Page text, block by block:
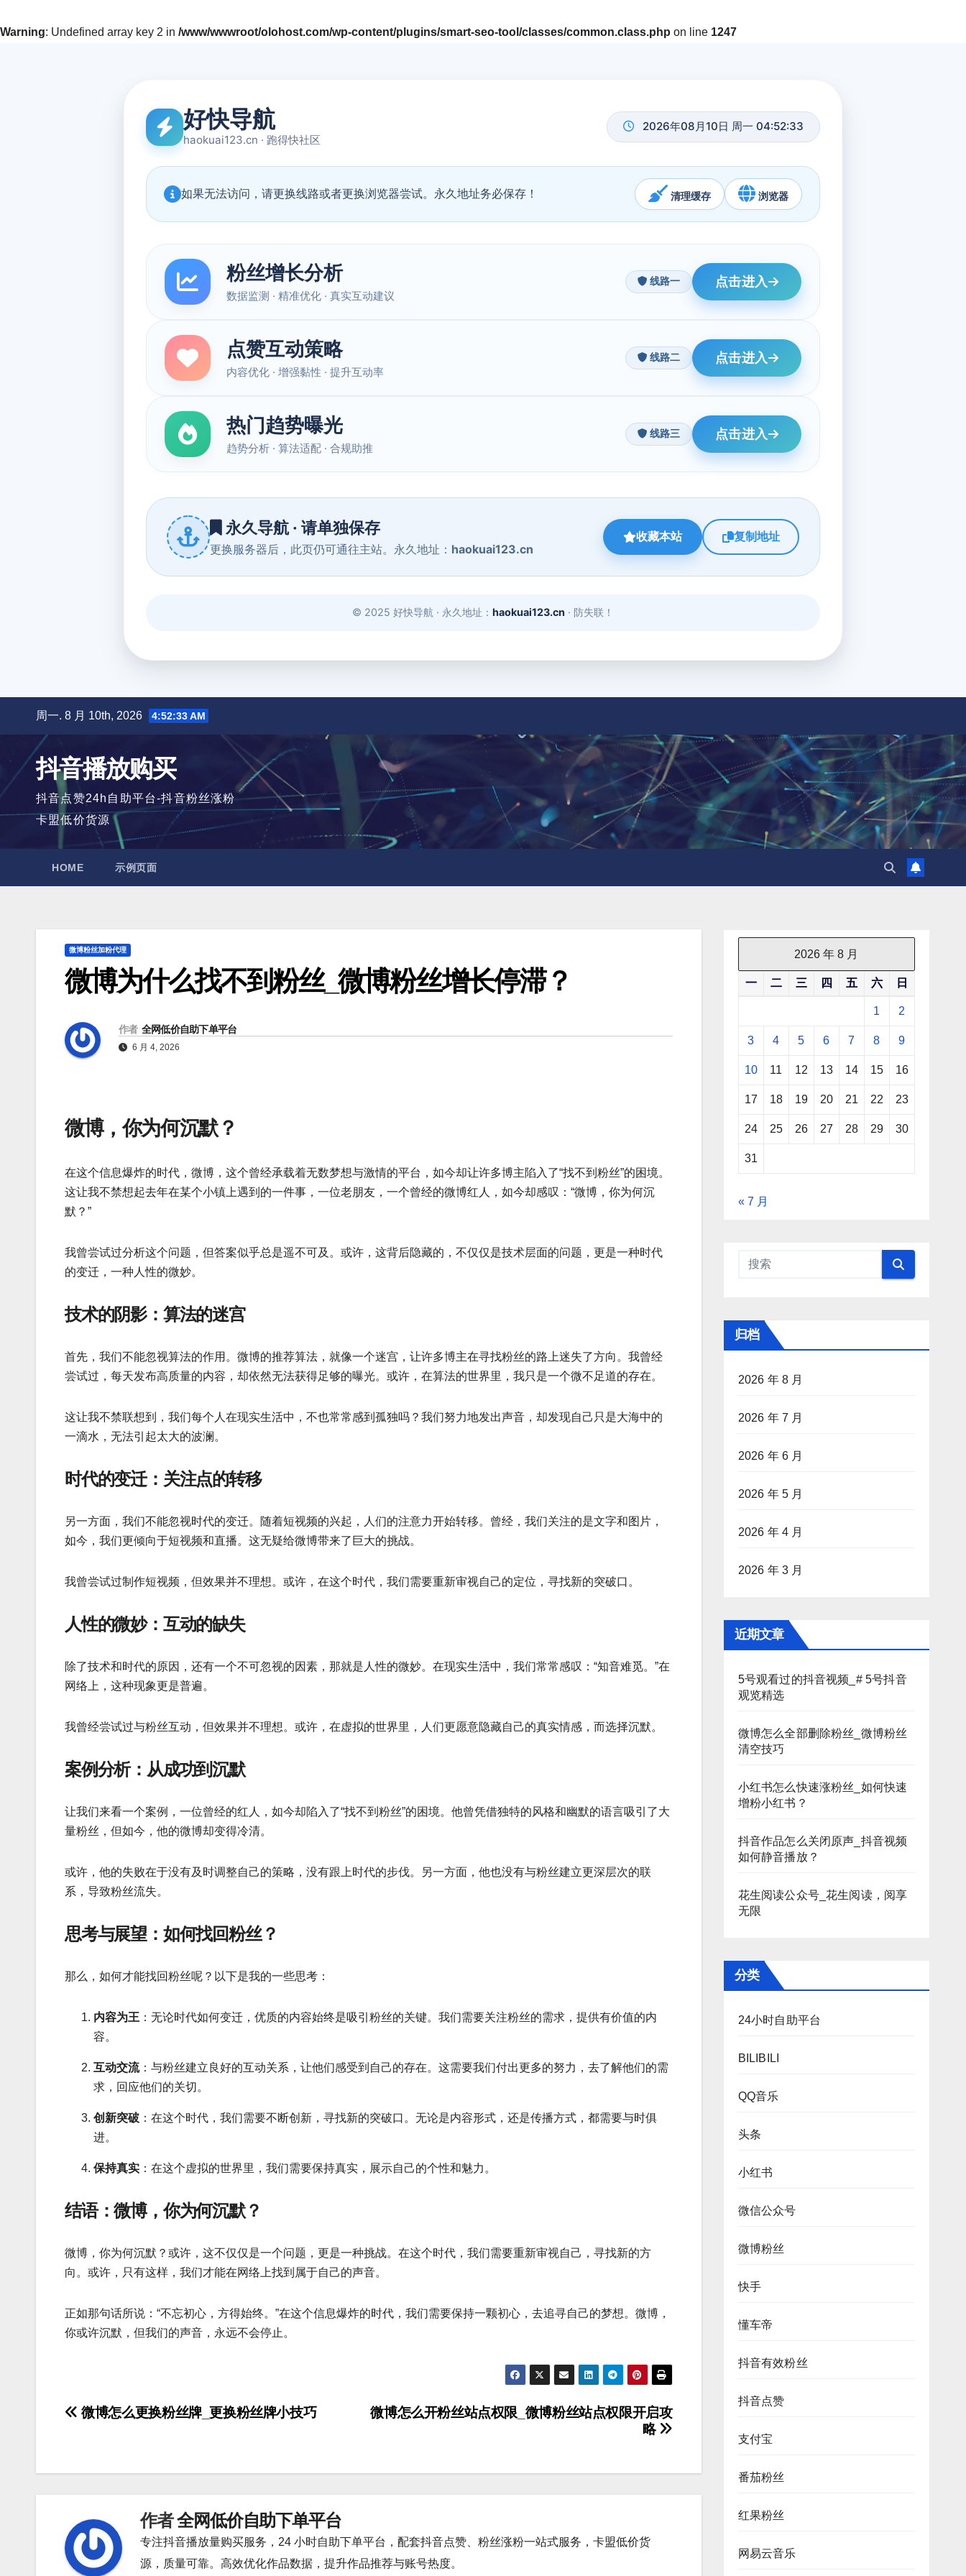
Warning: Undefined array key 2 in /www/wwwroot/olohost.com/wp-content/plugins/smart-seo-tool/classes/common.class.php on line 1247
周一. 8 月 10th, 2026 4:52:34 AM
抖音播放购买
抖音点赞24h自助平台-抖音粉丝涨粉
卡盟低价货源
HOME 示例页面
微博粉丝加粉代理
微博为什么找不到粉丝_微博粉丝增长停滞？
作者 全网低价自助下单平台
6 月 4, 2026
微博，你为何沉默？
在这个信息爆炸的时代，微博，这个曾经承载着无数梦想与激情的平台，如今却让许多博主陷入了“找不到粉丝”的困境。
这让我不禁想起去年在某个小镇上遇到的一件事，一位老朋友，一个曾经的微博红人，如今却感叹：“微博，你为何沉
默？”
我曾尝试过分析这个问题，但答案似乎总是遥不可及。或许，这背后隐藏的，不仅仅是技术层面的问题，更是一种时代
的变迁，一种人性的微妙。
技术的阴影：算法的迷宫
首先，我们不能忽视算法的作用。微博的推荐算法，就像一个迷宫，让许多博主在寻找粉丝的路上迷失了方向。我曾经
尝试过，每天发布高质量的内容，却依然无法获得足够的曝光。或许，在算法的世界里，我只是一个微不足道的存在。
这让我不禁联想到，我们每个人在现实生活中，不也常常感到孤独吗？我们努力地发出声音，却发现自己只是大海中的
一滴水，无法引起太大的波澜。
时代的变迁：关注点的转移
另一方面，我们不能忽视时代的变迁。随着短视频的兴起，人们的注意力开始转移。曾经，我们关注的是文字和图片，
如今，我们更倾向于短视频和直播。这无疑给微博带来了巨大的挑战。
我曾尝试过制作短视频，但效果并不理想。或许，在这个时代，我们需要重新审视自己的定位，寻找新的突破口。
人性的微妙：互动的缺失
除了技术和时代的原因，还有一个不可忽视的因素，那就是人性的微妙。在现实生活中，我们常常感叹：“知音难觅。”在
网络上，这种现象更是普遍。
我曾经尝试过与粉丝互动，但效果并不理想。或许，在虚拟的世界里，人们更愿意隐藏自己的真实情感，而选择沉默。
案例分析：从成功到沉默
让我们来看一个案例，一位曾经的红人，如今却陷入了“找不到粉丝”的困境。他曾凭借独特的风格和幽默的语言吸引了大
量粉丝，但如今，他的微博却变得冷清。
或许，他的失败在于没有及时调整自己的策略，没有跟上时代的步伐。另一方面，他也没有与粉丝建立更深层次的联
系，导致粉丝流失。
思考与展望：如何找回粉丝？
那么，如何才能找回粉丝呢？以下是我的一些思考：
内容为王 ：无论时代如何变迁，优质的内容始终是吸引粉丝的关键。我们需要关注粉丝的需求，提供有价值的内
容。
互动交流：与粉丝建立良好的互动关系，让他们感受到自己的存在。这需要我们付出更多的努力，去了解他们的需
求，回应他们的关切。
创新突破 ：在这个时代，我们需要不断创新，寻找新的突破口。无论是内容形式，还是传播方式，都需要与时俱
进。
保持真实 ：在这个虚拟的世界里，我们需要保持真实，展示自己的个性和魅力。
结语：微博，你为何沉默？
微博，你为何沉默？或许，这不仅仅是一个问题，更是一种挑战。在这个时代，我们需要重新审视自己，寻找新的方
向。或许，只有这样，我们才能在网络上找到属于自己的声音。
正如那句话所说：“不忘初心，方得始终。”在这个信息爆炸的时代，我们需要保持一颗初心，去追寻自己的梦想。微博，
你或许沉默，但我们的声音，永远不会停止。
文
导
微博怎么开粉丝站点权限_微博粉丝站点权限开启攻
略
微博怎么更换粉丝牌_更换粉丝牌小技巧
作者全网低价自助下单平台
专注抖音播放量购买服务，24 小时自助下单平台，配套抖音点赞、粉丝涨粉一站式服务，卡盟低价货
源，质量可靠。高效优化作品数据，提升作品推荐与账号热度。
2026 年 8 月
一 二 三 四 五 六 日
1 2
3 4 5 6 7 8 9
10 11 12 13 14 15 16
17 18 19 20 21 22 23
24 25 26 27 28 29 30
31
« 7 月
归档
2026 年 8 月
2026 年 7 月
2026 年 6 月
2026 年 5 月
2026 年 4 月
2026 年 3 月
近期文章
5号观看过的抖音视频_# 5号抖音
观览精选
微博怎么全部删除粉丝_微博粉丝
清空技巧
小红书怎么快速涨粉丝_如何快速
增粉小红书？
抖音作品怎么关闭原声_抖音视频
如何静音播放？
花生阅读公众号_花生阅读，阅享
无限
分类
24小时自助平台
BILIBILI
QQ音乐
头条
小红书
微信公众号
微博粉丝
快手
懂车帝
抖音有效粉丝
抖音点赞
支付宝
番茄粉丝
红果粉丝
网易云音乐